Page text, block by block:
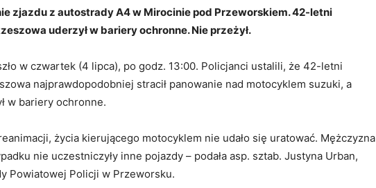
zjazdu z autostrady A4 w Mirocinie pod Przeworskiem. 42-letni
uderzył w bariery ochronne. Nie przeżył.
w czwartek (4 lipca), po godz. 13:00. Policjanci ustalili, że 42-letni
najprawdopodobniej stracił panowanie nad motocyklem suzuki, a
w bariery ochronne.
życia kierującego motocyklem nie udało się uratować. Mężczyzna
nie uczestniczyły inne pojazdy – podała asp. sztab. Justyna Urban,
Powiatowej Policji w Przeworsku.